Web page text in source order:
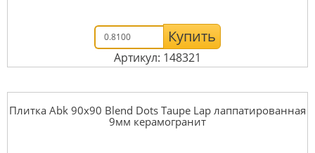
Купить
Артикул: 148321
Плитка Abk 90x90 Blend Dots Taupe Lap лаппатированная
9мм керамогранит